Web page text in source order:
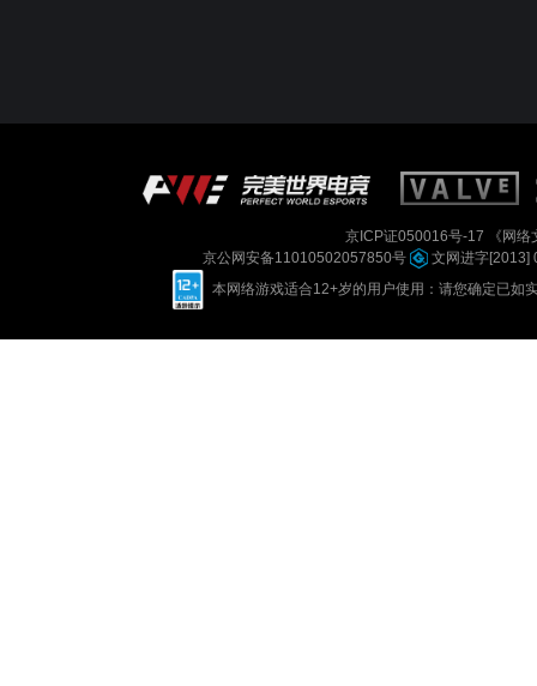
京ICP证050016号-17
《网
京公网安备11010502057850号
文网进字[2013]
本网络游戏适合12+岁的用户使用：请您确定已如